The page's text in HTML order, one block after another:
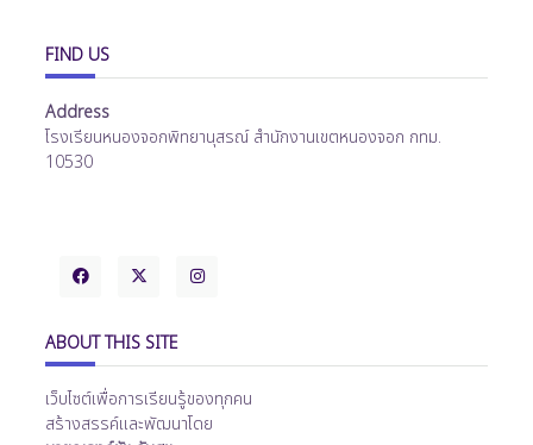
FIND US
Address
โรงเรียนหนองจอกพิทยานุสรณ์ สำนักงานเขตหนองจอก กทม.
10530
ABOUT THIS SITE
เว็บไซต์เพื่อการเรียนรู้ของทุกคน
สร้างสรรค์และพัฒนาโดย